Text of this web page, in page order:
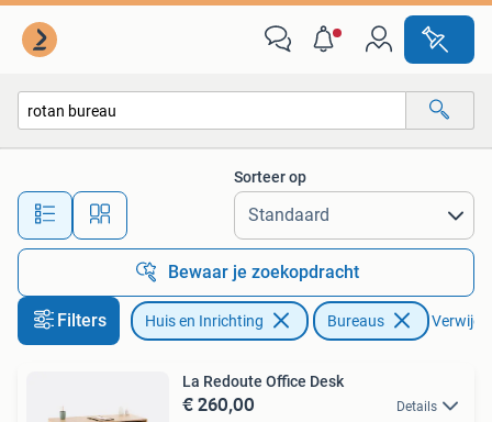
Alle afstanden…
Sorteer op
Bewaar je zoekopdracht
Filters Huis en Inrichting Bureaus
La Redoute Office Desk
€ 260,00 Details